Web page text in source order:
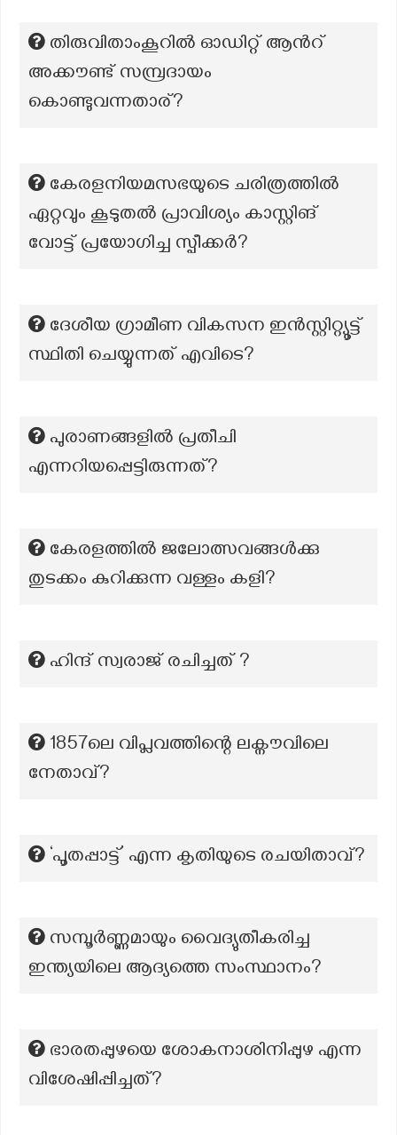
തിരുവിതാംകൂറിൽ ഓഡിറ്റ് ആന്‍റ്
അക്കൗണ്ട് സമ്പ്രദായം
കൊണ്ടുവന്നതാര്?
കേരളനിയമസഭയുടെ ചരിത്രത്തിൽ
ഏറ്റവും കൂടുതൽ പ്രാവിശ്യം കാസ്റ്റിങ്
വോട്ട് പ്രയോഗിച്ച സ്പീക്കർ?
ദേശീയ ഗ്രാമീണ വികസന ഇൻസ്റ്റിറ്റ്യൂട്ട്
സ്ഥിതി ചെയ്യുന്നത് എവിടെ?
പുരാണങ്ങളില്‍ പ്രതീചി
എന്നറിയപ്പെട്ടിരുന്നത്?
കേരളത്തിൽ ജലോത്സവങ്ങൾക്കു
തുടക്കം കുറിക്കുന്ന വള്ളം കളി?
ഹിന്ദ് സ്വരാജ് രചിച്ചത് ?
1857ലെ വിപ്ലവത്തിന്റെ ലക്നൗവിലെ
നേതാവ്?
‘പൂതപ്പാട്ട്’ എന്ന കൃതിയുടെ രചയിതാവ്?
സമ്പൂര്‍ണ്ണമായും വൈദ്യുതീകരിച്ച
ഇന്ത്യയിലെ ആദ്യത്തെ സംസ്ഥാനം?
ഭാരതപ്പുഴയെ ശോകനാശിനിപ്പുഴ എന്ന
വിശേഷിപ്പിച്ചത്?